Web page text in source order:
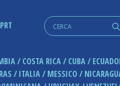
PRT q
Cerca:
COSTA RICA CUBA
ITALIA MESSICO